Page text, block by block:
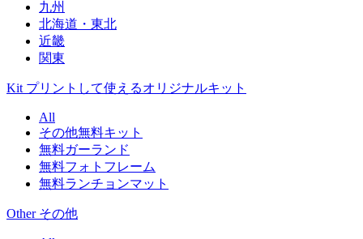
九州
北海道・東北
近畿
関東
Kit プリントして使えるオリジナルキット
All
その他無料キット
無料ガーランド
無料フォトフレーム
無料ランチョンマット
Other その他